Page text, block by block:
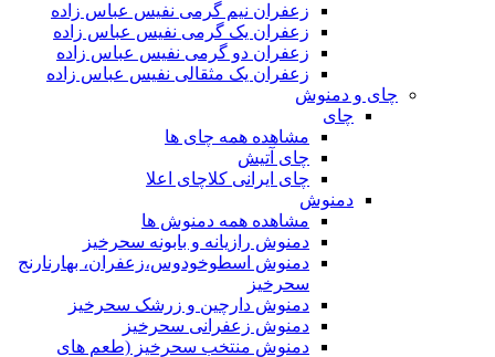
زعفران نیم گرمی نفیس عباس زاده
زعفران یک گرمی نفیس عباس زاده
زعفران دو گرمی نفیس عباس زاده
زعفران یک مثقالی نفیس عباس زاده
چای و دمنوش
چای
مشاهده همه چای ها
چای آتیش
چای ایرانی کلاچای اعلا
دمنوش
مشاهده همه دمنوش ها
دمنوش رازیانه و بابونه سحرخیز
دمنوش اسطوخودوس،زعفران، بهارنارنج
سحرخیز
دمنوش دارچین و زرشک سحرخیز
دمنوش زعفرانی سحرخیز
دمنوش منتخب سحرخیز (طعم های